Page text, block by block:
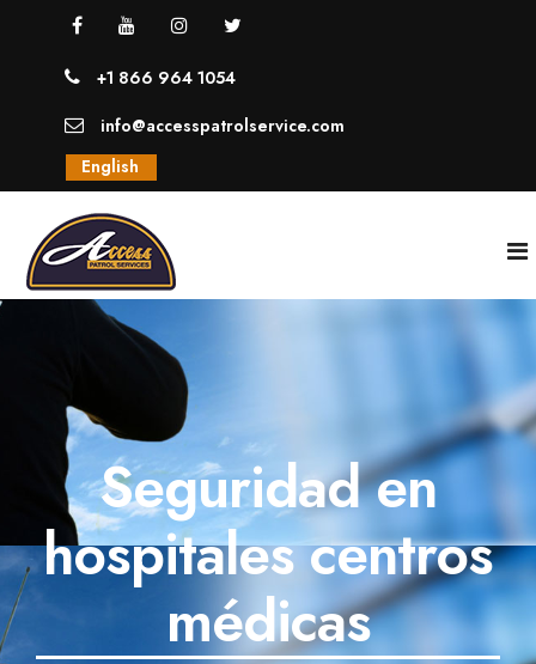
+1 866 964 1054
info@accesspatrolservice.com
English
NOSOTROS
SERVICIOS
GUARDIAS UNIFORMADOS
SECTORES
Seguridad en
hospitales centros
médicas